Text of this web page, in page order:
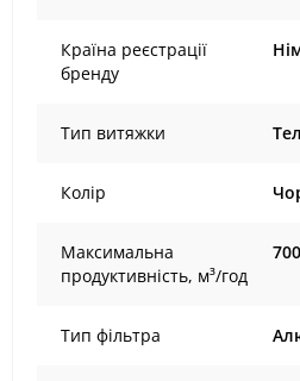
Країна реєстрації
бренду
Тип витяжки
Колір
Максимальна
продуктивність, м³/год
700
Тип фільтра